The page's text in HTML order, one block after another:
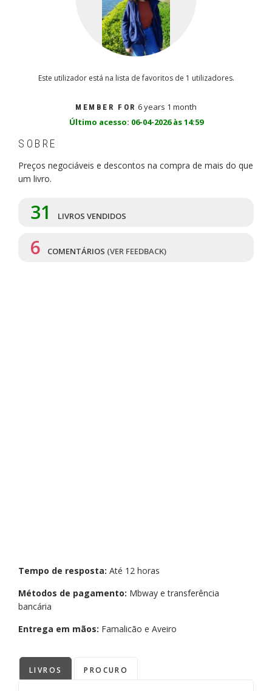
Este utilizador está na lista de favoritos de 1 utilizadores.
MEMBER FOR 6 years 1 month
Último acesso: 06-04-2026 às 14:59
SOBRE
Preços negociáveis e descontos na compra de mais do que
um livro.
31 LIVROS VENDIDOS
6 COMENTÁRIOS (VER FEEDBACK)
Tempo de resposta: Até 12 horas
Métodos de pagamento: Mbway e transferência
bancária
Entrega em mãos: Famalicão e Aveiro
LIVROS PROCURO